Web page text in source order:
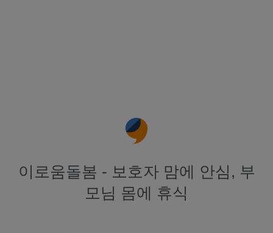
이로움돌봄 - 보호자 맘에 안심, 부
모님 몸에 휴식